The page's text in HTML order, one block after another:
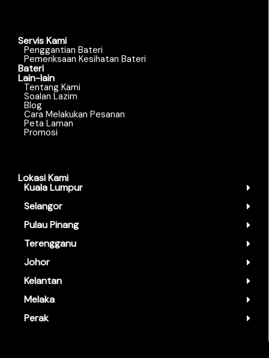
Servis Kami
Penggantian Bateri
Pemeriksaan Kesihatan Bateri
Bateri
Lain-lain
Tentang Kami
Soalan Lazim
Blog
Cara Melakukan Pesanan
Peta Laman
Promosi
Lokasi Kami
Kuala Lumpur
Selangor
Pulau Pinang
Terengganu
Johor
Kelantan
Melaka
Perak